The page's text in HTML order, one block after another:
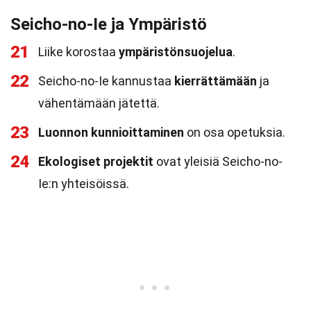
Seicho-no-Ie ja Ympäristö
21
Liike korostaa ympäristönsuojelua.
22 Seicho-no-Ie kannustaa kierrättämään ja
vähentämään jätettä.
23 Luonnon kunnioittaminen on osa opetuksia.
24 Ekologiset projektit ovat yleisiä Seicho-no-
Ie:n yhteisöissä.